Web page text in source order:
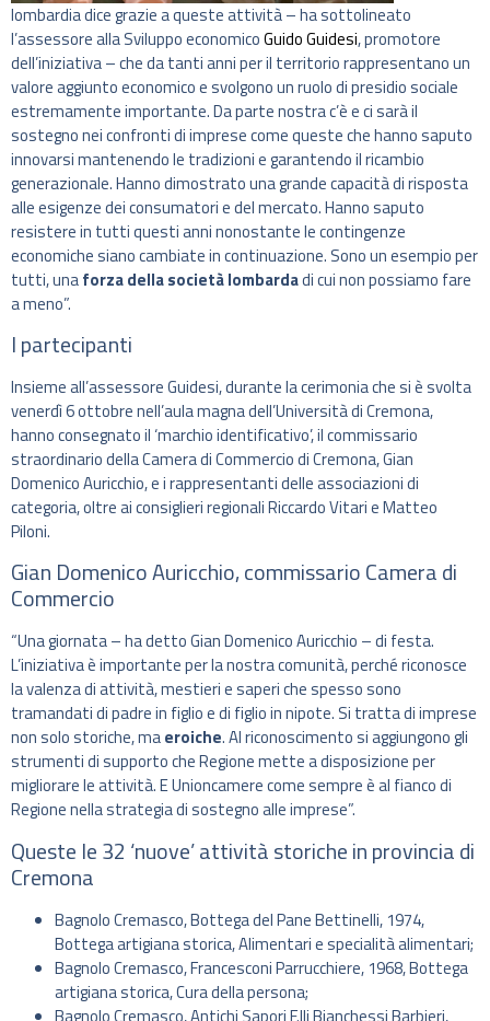
lombardia dice grazie a queste attività – ha sottolineato
l’assessore alla Sviluppo economicoGuido Guidesi, promotore
dell’iniziativa – che da tanti anni per il territorio rappresentano un
valore aggiunto economico e svolgono un ruolo di presidio sociale
estremamente importante. Da parte nostra c’è e ci sarà il
sostegno nei confronti di imprese come queste che hanno saputo
innovarsi mantenendo le tradizioni e garantendo il ricambio
generazionale. Hanno dimostrato una grande capacità di risposta
alle esigenze dei consumatori e del mercato. Hanno saputo
resistere in tutti questi anni nonostante le contingenze
economiche siano cambiate in continuazione. Sono un esempio per
tutti, unaforza della società lombardadi cui non possiamo fare
a meno”.
I partecipanti
Insieme all’assessore Guidesi, durante la cerimonia che si è svolta
venerdì 6 ottobre nell’aula magna dell’Università di Cremona,
hanno consegnato il ‘marchio identificativo’, il commissario
straordinario della Camera di Commercio di Cremona, Gian
Domenico Auricchio, e i rappresentanti delle associazioni di
categoria, oltre ai consiglieri regionali Riccardo Vitari e Matteo
Piloni.
Gian Domenico Auricchio, commissario Camera di
Commercio
“Una giornata – ha detto Gian Domenico Auricchio – di festa.
L’iniziativa è importante per la nostra comunità, perché riconosce
la valenza di attività, mestieri e saperi che spesso sono
tramandati di padre in figlio e di figlio in nipote. Si tratta di imprese
non solo storiche, maeroiche. Al riconoscimento si aggiungono gli
strumenti di supporto che Regione mette a disposizione per
migliorare le attività. E Unioncamere come sempre è al fianco di
Regione nella strategia di sostegno alle imprese”.
Queste le 32 ‘nuove’ attività storiche in provincia di
Cremona
Bagnolo Cremasco, Bottega del Pane Bettinelli, 1974,
Bottega artigiana storica, Alimentari e specialità alimentari;
Bagnolo Cremasco, Francesconi Parrucchiere, 1968, Bottega
artigiana storica, Cura della persona;
Bagnolo Cremasco, Antichi Sapori F.lli Bianchessi Barbieri,